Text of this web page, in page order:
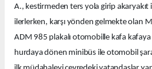
A., kestirmeden ters yola girip
ilerlerken, karşı yönden gelmekte olan
ADM 985 plakalı otomobille kafa kafaya
hurdaya dönen minibüs ile otomobil